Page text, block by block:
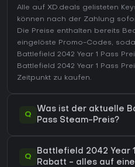
Alle auf XD.deals gelisteten
können nach der Zahlung
Die Preise enthalten bereits
eingelöste Promo-Codes,
Battlefield 2042 Year 1 Pass
Battlefield 2042 Year 1 Pass
Zeitpunkt zu kaufen.
Q
Was ist der aktuelle
Pass Steam-Preis?
Q
Battlefield 2042 Year
Rabatt - alles auf